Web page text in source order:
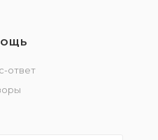
ответ